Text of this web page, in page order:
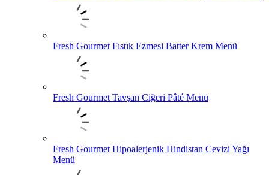
Fresh Gourmet Fıstık Ezmesi Batter Krem Menü
Fresh Gourmet Tavşan Ciğeri Pâté Menü
Fresh Gourmet Hipoalerjenik Hindistan Cevizi Yağı
Menü